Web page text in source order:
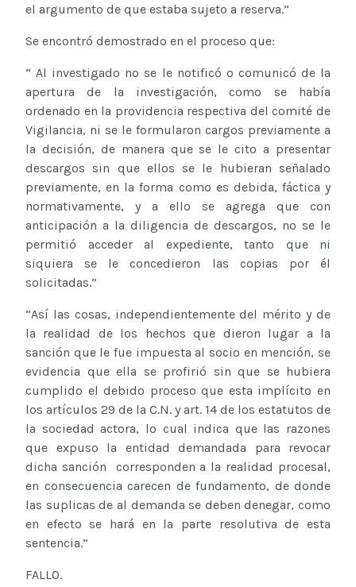
el argumento de que estaba sujeto a reserva.”
Se encontró demostrado en el proceso que:
“ Al investigado no se le notificó o comunicó de la
apertura de la investigación, como se había
ordenado en la providencia respectiva del comité de
Vigilancia, ni se le formularon cargos previamente a
la decisión, de manera que se le cito a presentar
descargos sin que ellos se le hubieran señalado
previamente, en la forma como es debida, fáctica y
normativamente, y a ello se agrega que con
anticipación a la diligencia de descargos, no se le
permitió acceder al expediente, tanto que ni
siquiera se le concedieron las copias por él
solicitadas.”
“Así las cosas, independientemente del mérito y de
la realidad de los hechos que dieron lugar a la
sanción que le fue impuesta al socio en mención, se
evidencia que ella se profirió sin que se hubiera
cumplido el debido proceso que esta implícito en
los artículos 29 de la C.N. y art. 14 de los estatutos de
la sociedad actora, lo cual indica que las razones
que expuso la entidad demandada para revocar
dicha sanción corresponden a la realidad procesal,
en consecuencia carecen de fundamento, de donde
las suplicas de al demanda se deben denegar, como
en efecto se hará en la parte resolutiva de esta
sentencia.”
FALLO.